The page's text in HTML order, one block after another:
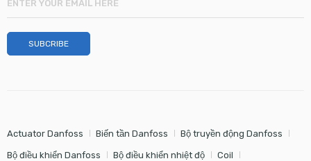
Actuator Danfoss Biến tần Danfoss Bộ truyền động Danfoss
Bộ điều khiển Danfoss Bộ điều khiển nhiệt độ Coil